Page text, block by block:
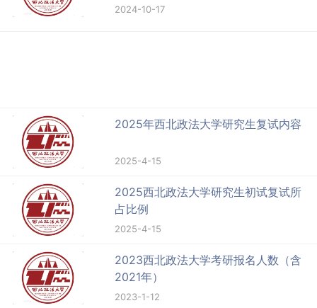
2024-10-17
2025年西北政法大学研究生复试内容
2025-4-15
2025西北政法大学研究生初试复试所
占比例
2025-4-15
2023西北政法大学考研报名人数（含
2021年）
2023-1-12